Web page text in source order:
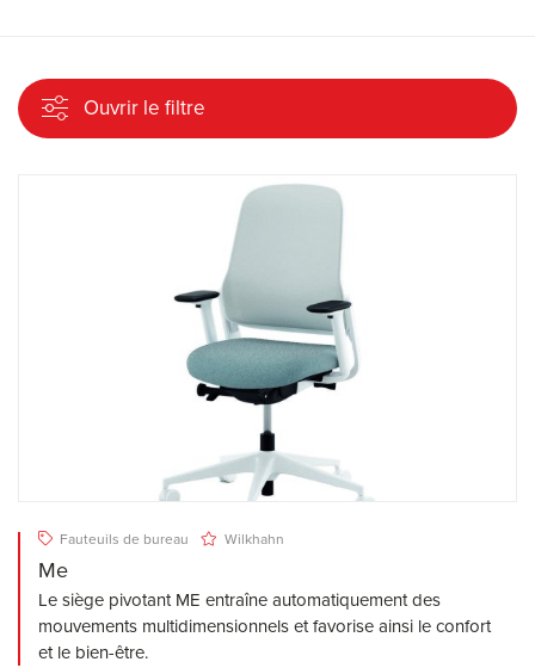
Ouvrir le filtre
Fauteuils de bureau Wilkhahn
Me
Le siège pivotant ME entraîne automatiquement des
mouvements multidimensionnels et favorise ainsi le confort
et le bien-être.